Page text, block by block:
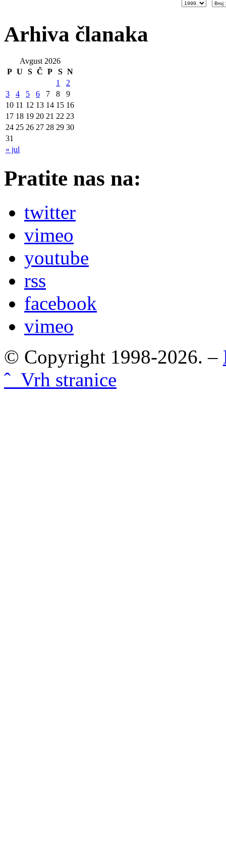
Arhiva članaka
Avgust 2026
P U S Č P S N
« jul
1
2
3
4 5 6 7 8
9
10 11 12 13 14 15 16
17 18 19 20 21 22 23
24 25 26 27 28 29 30
31
Pratite nas na:
twitter
vimeo
youtube
rss
facebook
vimeo
© Copyright 1998-2026. –
ˆ Vrh stranice